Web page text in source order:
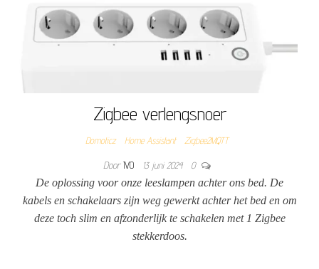
Zigbee verlengsnoer
Domoticz Home Assistant Zigbee2MQTT
Door IVO 13 juni 2024 0
De oplossing voor onze leeslampen achter ons bed. De
kabels en schakelaars zijn weg gewerkt achter het bed en om
deze toch slim en afzonderlijk te schakelen met 1 Zigbee
stekkerdoos.